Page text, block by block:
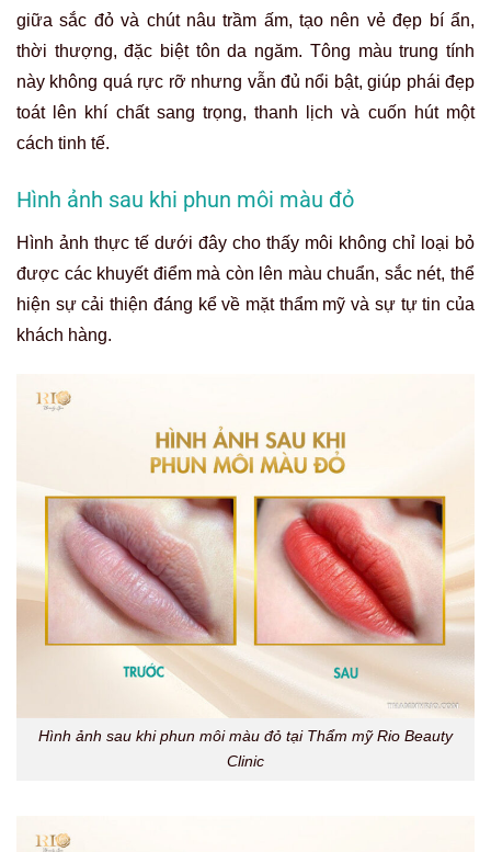
giữa sắc đỏ và chút nâu trầm ấm, tạo nên vẻ đẹp bí ẩn,
thời thượng, đặc biệt tôn da ngăm. Tông màu trung tính
này không quá rực rỡ nhưng vẫn đủ nổi bật, giúp phái đẹp
toát lên khí chất sang trọng, thanh lịch và cuốn hút một
cách tinh tế.
Hình ảnh sau khi phun môi màu đỏ
Hình ảnh thực tế dưới đây cho thấy môi không chỉ loại bỏ
được các khuyết điểm mà còn lên màu chuẩn, sắc nét, thể
hiện sự cải thiện đáng kể về mặt thẩm mỹ và sự tự tin của
khách hàng.
Hình ảnh sau khi phun môi màu đỏ tại Thẩm mỹ Rio Beauty
Clinic